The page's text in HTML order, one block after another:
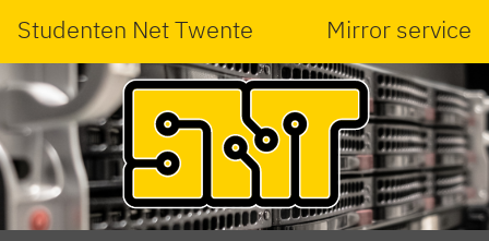
Studenten Net Twente Mirror service